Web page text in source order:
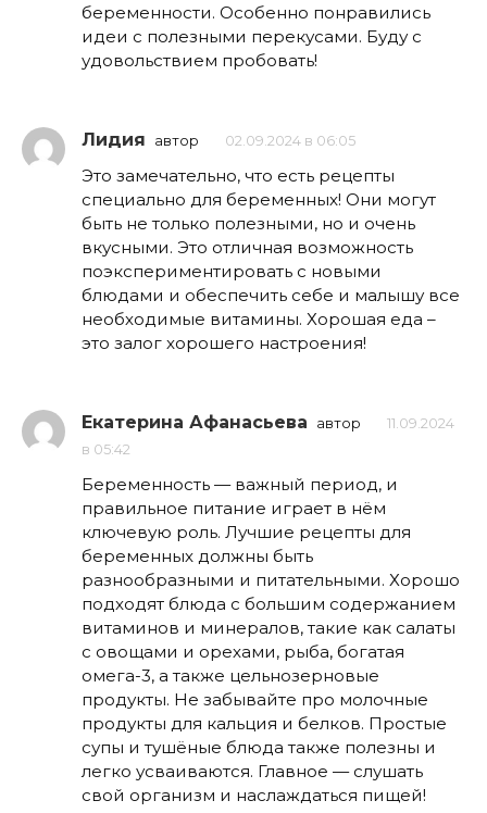
беременности. Особенно понравились
идеи с полезными перекусами. Буду с
удовольствием пробовать!
Лидия автор 02.09.2024 в 06:05
Это замечательно, что есть рецепты
специально для беременных! Они могут
быть не только полезными, но и очень
вкусными. Это отличная возможность
поэкспериментировать с новыми
блюдами и обеспечить себе и малышу все
необходимые витамины. Хорошая еда –
это залог хорошего настроения!
Екатерина Афанасьева автор
11.09.2024
в 05:42
Беременность — важный период, и
правильное питание играет в нём
ключевую роль. Лучшие рецепты для
беременных должны быть
разнообразными и питательными. Хорошо
подходят блюда с большим содержанием
витаминов и минералов, такие как салаты
с овощами и орехами, рыба, богатая
омега-3, а также цельнозерновые
продукты. Не забывайте про молочные
продукты для кальция и белков. Простые
супы и тушёные блюда также полезны и
легко усваиваются. Главное — слушать
свой организм и наслаждаться пищей!